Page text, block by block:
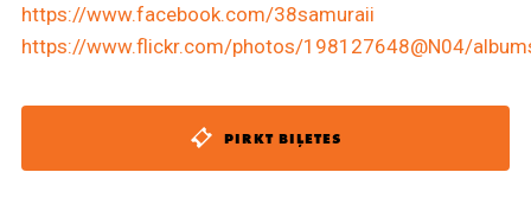
https://www.facebook.com/38samuraii
https://www.flickr.com/photos/198127648@N04/
PIRKT BIĻETES